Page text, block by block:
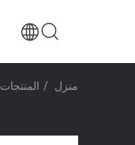
منزل / المنتجات